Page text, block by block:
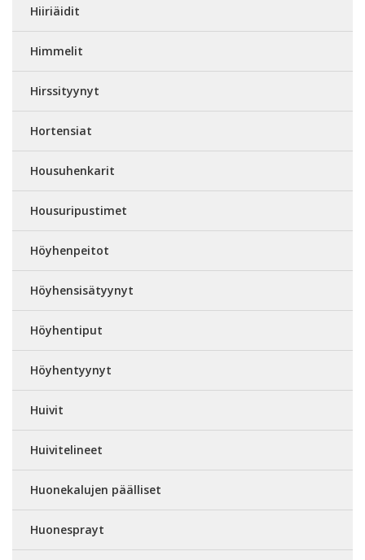
Hiiriäidit
Himmelit
Hirssityynyt
Hortensiat
Housuhenkarit
Housuripustimet
Höyhenpeitot
Höyhensisätyynyt
Höyhentiput
Höyhentyynyt
Huivit
Huivitelineet
Huonekalujen päälliset
Huonesprayt